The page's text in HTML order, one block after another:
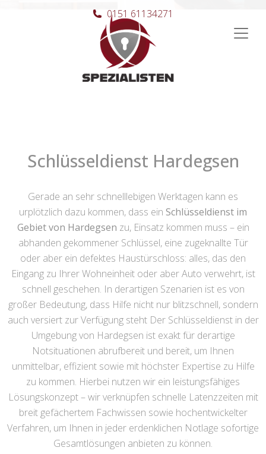
Hauptnavigation
0151 61134271
Schlüsseldienst Hardegsen
Gerade an sehr schnelllebigen Werktagen kann es
urplötzlich dazu kommen, dass ein Schlüsseldienst im
Gebiet von Hardegsen zu, Einsatz kommen muss – ein
abhanden gekommener Schlüssel, eine zugeknallte Tür
oder aber ein defektes Haustürschloss: alles, das den
Eingang zu Ihrer Wohneinheit oder aber Auto verwehrt, ist
schnell geschehen. In derartigen Szenarien ist es von
großer Bedeutung, dass Hilfe nicht nur blitzschnell, sondern
auch versiert zur Verfügung steht Der Schlüsseldienst in der
Umgebung von Hardegsen ist exakt für derartige
Notsituationen abrufbereit und bereit, um Ihnen
unmittelbar, effizient sowie mit höchster Expertise zu Hilfe
zu kommen. Hierbei nutzen wir ein leistungsfähiges
Lösungskonzept – wir verknüpfen schnelle Latenzzeiten mit
breit gefächertem Fachwissen sowie hochentwickelter
Verfahren, um Ihnen in jeder erdenklichen Notlage sofortige
Gesamtlösungen anbieten zu können.